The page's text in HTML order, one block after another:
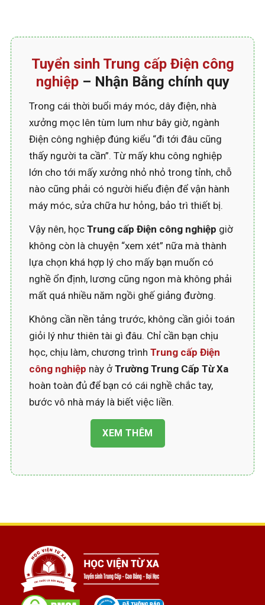
Tuyển sinh Trung cấp Điện công
nghiệp– Nhận Bằng chính quy
Trong cái thời buổi máy móc, dây điện, nhà
xưởng mọc lên tùm lum như bây giờ, ngành
Điện công nghiệp đúng kiểu “đi tới đâu cũng
thấy người ta cần”. Từ mấy khu công nghiệp
lớn cho tới mấy xưởng nhỏ nhỏ trong tỉnh, chỗ
nào cũng phải có người hiểu điện để vận hành
máy móc, sửa chữa hư hỏng, bảo trì thiết bị.
Vậy nên, học Trung cấp Điện công nghiệp giờ
không còn là chuyện “xem xét” nữa mà thành
lựa chọn khá hợp lý cho mấy bạn muốn có
nghề ổn định, lương cũng ngon mà không phải
mất quá nhiều năm ngồi ghế giảng đường.
Không cần nền tảng trước, không cần giỏi toán
giỏi lý như thiên tài gì đâu. Chỉ cần bạn chịu
học, chịu làm, chương trình Trung cấp Điện
công nghiệp này ởTrường Trung Cấp Từ Xa
hoàn toàn đủ để bạn có cái nghề chắc tay,
bước vô nhà máy là biết việc liền.
Thời gian học
Trung cấp Điện công
tầm từ 10-18 tháng là xong. Không dài dòng,
chính quyđàng hoàng, đi xin việc hay làm hồ
sơ đều được công nhận.
Cái hay là trường dạy theo kiểu từ xa, học
Trung cấp Điện công nghiệponline là chính,
mấy buổi thực hành thì sắp xếp phù hợp cho
XEM THÊM